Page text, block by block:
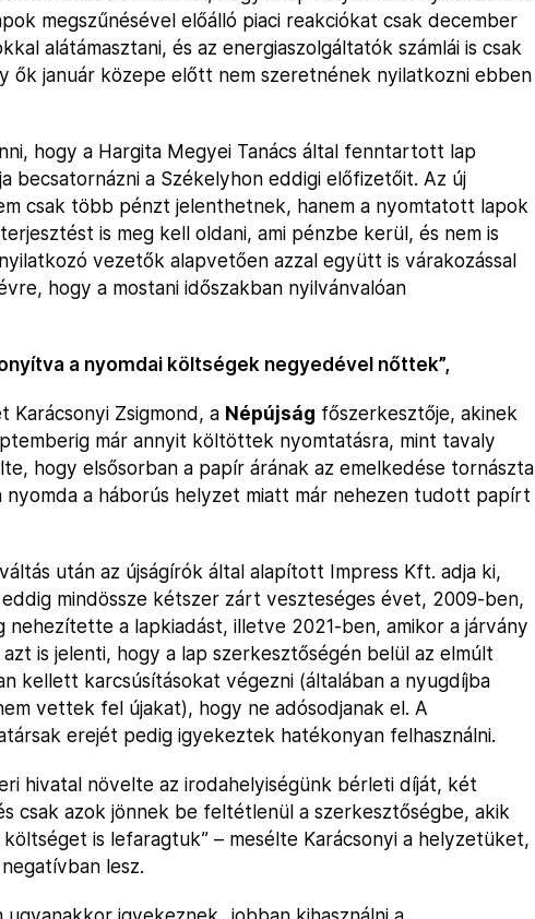
megszűnésével előálló piaci reakciókat csak december
alátámasztani, és az energiaszolgáltatók számlái is csak
ők január közepe előtt nem szeretnének nyilatkozni ebben
hogy a Hargita Megyei Tanács által fenntartott lap
becsatornázni a Székelyhon eddigi előfizetőit. Az új
csak több pénzt jelenthetnek, hanem a nyomtatott lapok
is meg kell oldani, ami pénzbe kerül, és nem is
vezetők alapvetően azzal együtt is várakozással
hogy a mostani időszakban nyilvánvalóan
a nyomdai költségek negyedével nőttek”,
Karácsonyi Zsigmond, a Népújság főszerkesztője, akinek
már annyit költöttek nyomtatásra, mint tavaly
hogy elsősorban a papír árának az emelkedése tornászta
a háborús helyzet miatt már nehezen tudott papírt
után az újságírók által alapított Impress Kft. adja ki,
mindössze kétszer zárt veszteséges évet, 2009-ben,
nehezítette a lapkiadást, illetve 2021-ben, amikor a járvány
is jelenti, hogy a lap szerkesztőségén belül az elmúlt
kellett karcsúsításokat végezni (általában a nyugdíjba
vettek fel újakat), hogy ne adósodjanak el. A
erejét pedig igyekeztek hatékonyan felhasználni.
hivatal növelte az irodahelyiségünk bérleti díját, két
csak azok jönnek be feltétlenül a szerkesztőségbe, akik
is lefaragtuk” – mesélte Karácsonyi a helyzetüket,
lesz.